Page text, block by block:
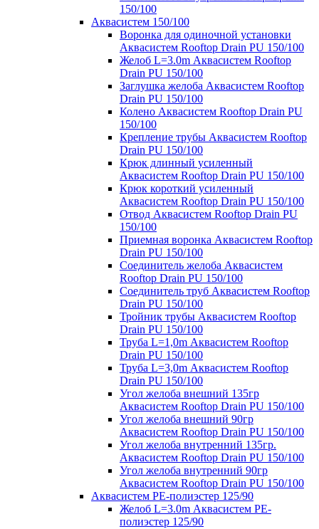
150/100
Аквасистем 150/100
Воронка для одиночной установки
Аквасистем Rooftop Drain PU 150/100
Желоб L=3.0m Аквасистем Rooftop
Drain PU 150/100
Заглушка желоба Аквасистем Rooftop
Drain PU 150/100
Колено Аквасистем Rooftop Drain PU
150/100
Крепление трубы Аквасистем Rooftop
Drain PU 150/100
Крюк длинный усиленный
Аквасистем Rooftop Drain PU 150/100
Крюк короткий усиленный
Аквасистем Rooftop Drain PU 150/100
Отвод Аквасистем Rooftop Drain PU
150/100
Приемная воронка Аквасистем Rooftop
Drain PU 150/100
Соединитель желоба Аквасистем
Rooftop Drain PU 150/100
Соединитель труб Аквасистем Rooftop
Drain PU 150/100
Тройник трубы Аквасистем Rooftop
Drain PU 150/100
Труба L=1,0m Аквасистем Rooftop
Drain PU 150/100
Труба L=3,0m Аквасистем Rooftop
Drain PU 150/100
Угол желоба внешний 135гр
Аквасистем Rooftop Drain PU 150/100
Угол желоба внешний 90гр
Аквасистем Rooftop Drain PU 150/100
Угол желоба внутренний 135гр.
Аквасистем Rooftop Drain PU 150/100
Угол желоба внутренний 90гр
Аквасистем Rooftop Drain PU 150/100
Аквасистем PE-полиэстер 125/90
Желоб L=3.0m Аквасистем PE-
полиэстер 125/90